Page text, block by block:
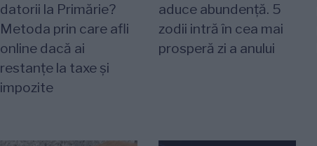
datorii la Primărie?
Metoda prin care afli
online dacă ai
restanțe la taxe și
impozite
aduce abundență. 5
zodii intră în cea mai
prosperă zi a anului